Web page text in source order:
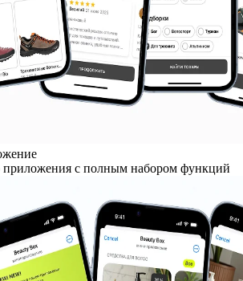
приложения с полным набором функций